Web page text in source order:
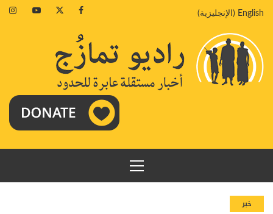
إلىEnglish
( الإنجليزية)
Facebook
Twitter
Youtube
القائمة
الرئيسية
خبر